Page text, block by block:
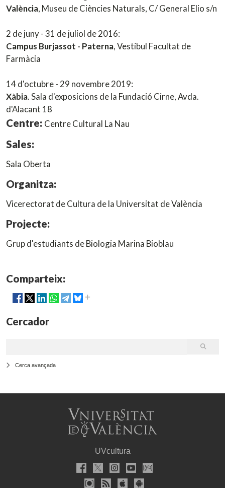
València, Museu de Ciències Naturals, C/ General Elio s/n
2 de juny - 31 de juliol de 2016:
Campus Burjassot - Paterna, Vestíbul Facultat de
Farmàcia
14 d'octubre - 29 novembre 2019:
Xàbia. Sala d'exposicions de la Fundació Cirne, Avda.
d'Alacant 18
Centre: Centre Cultural La Nau
Sales:
Sala Oberta
Organitza:
Vicerectorat de Cultura de la Universitat de València
Projecte:
Grup d'estudiants de Biologia Marina Bioblau
Comparteix:
Cercador
Cerca avançada
UVcultura